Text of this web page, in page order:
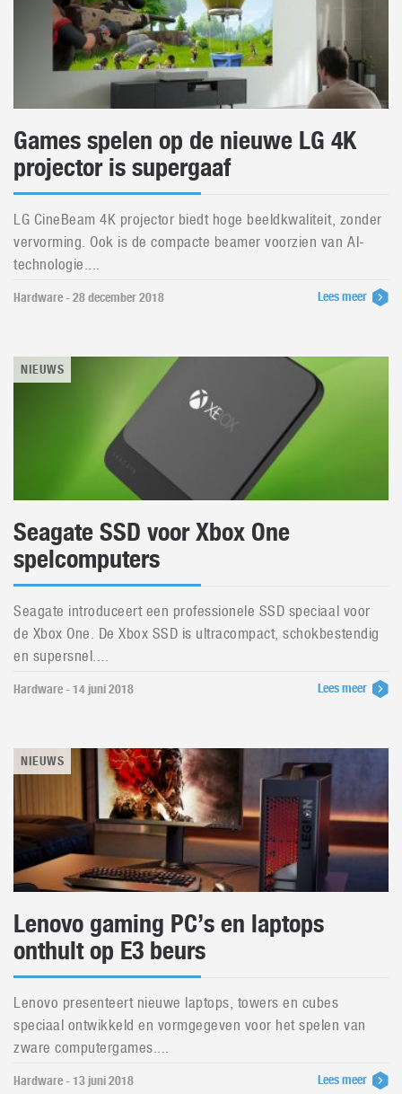
Games spelen op de nieuwe LG 4K
projector is supergaaf
LG CineBeam 4K projector biedt hoge beeldkwaliteit, zonder
vervorming. Ook is de compacte beamer voorzien van AI-
technologie....
Hardware - 28 december 2018 Lees meer
NIEUWS
Seagate SSD voor Xbox One
spelcomputers
Seagate introduceert een professionele SSD speciaal voor
de Xbox One. De Xbox SSD is ultracompact, schokbestendig
en supersnel....
Hardware - 14 juni 2018 Lees meer
NIEUWS
Lenovo gaming PC’s en laptops
onthult op E3 beurs
Lenovo presenteert nieuwe laptops, towers en cubes
speciaal ontwikkeld en vormgegeven voor het spelen van
zware computergames....
Hardware - 13 juni 2018 Lees meer